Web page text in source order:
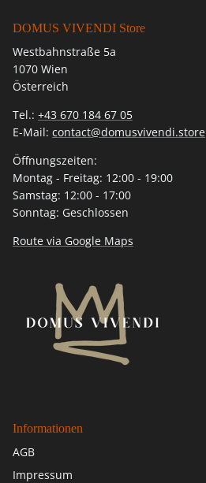
DOMUS VIVENDI Store
Westbahnstraße 5a
1070 Wien
Österreich
Tel.: +43 670 184 67 05
E-Mail: contact@domusvivendi.store
Öffnungszeiten:
Montag - Freitag: 12:00 - 19:00
Samstag: 12:00 - 17:00
Sonntag: Geschlossen
Route via Google Maps
Informationen
AGB
Impressum